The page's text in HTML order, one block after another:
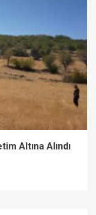
Altına Alındı